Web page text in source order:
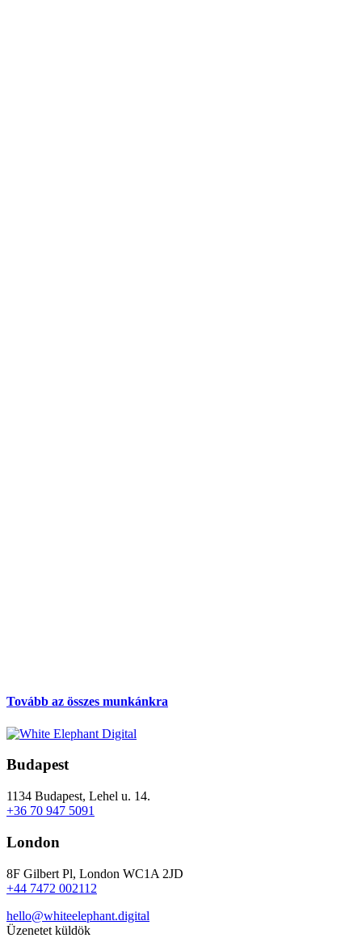
Tovább az összes munkánkra
Budapest
1134 Budapest, Lehel u. 14.
+36 70 947 5091
London
8F Gilbert Pl, London WC1A 2JD
+44 7472 002112
hello@whiteelephant.digital
Üzenetet küldök